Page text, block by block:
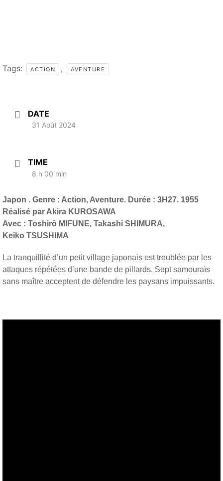
Tags: ACTION , AVENTURE
DATE
31 Août 2024
TIME
8 h 00 min
Japon . Genre : Action, Aventure. Durée : 3H27. 1955
Réalisé par Akira KUROSAWA
Avec : Toshirô MIFUNE, Takashi SHIMURA,
Keiko TSUSHIMA
La tranquillité d’un petit village japonais est troublée par les
attaques répétées d’une bande de pillards. Sept samouraïs
sans maître acceptent de défendre les paysans impuissants.